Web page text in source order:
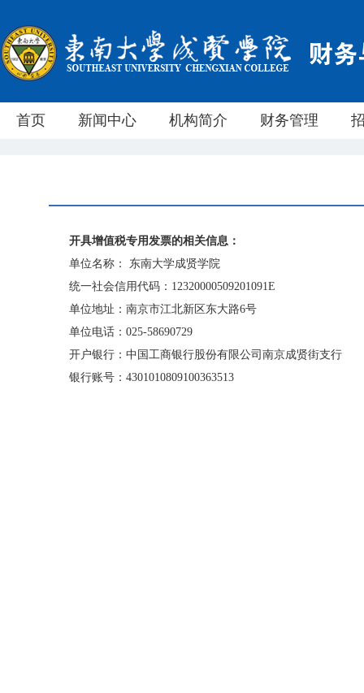
首页 新闻中心 机构简介 财务管理
开具增值税专用发票的相关信息：
单位名称： 东南大学成贤学院
统一社会信用代码：12320000509201091E
单位地址：南京市江北新区东大路6号
单位电话：025-58690729
开户银行：中国工商银行股份有限公司南京成贤街支行
银行账号：4301010809100363513